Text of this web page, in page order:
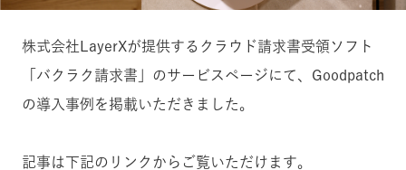
株式会社LayerXが提供するクラウド請求書受領ソフト
「バクラク請求書」のサービスページにて、Goodpatch
の導入事例を掲載いただきました。
記事は下記のリンクからご覧いただけます。